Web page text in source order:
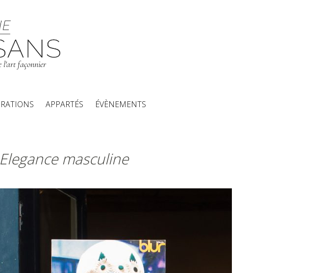
l'art façonnier
au contenu principal
APPARTÉS ÉVÈNEMENTS
masculine